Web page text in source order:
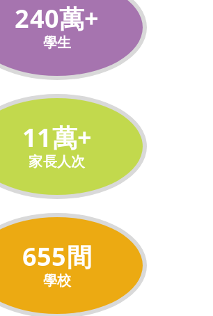
學生
240萬+
家長人次
11萬+
學校
655間